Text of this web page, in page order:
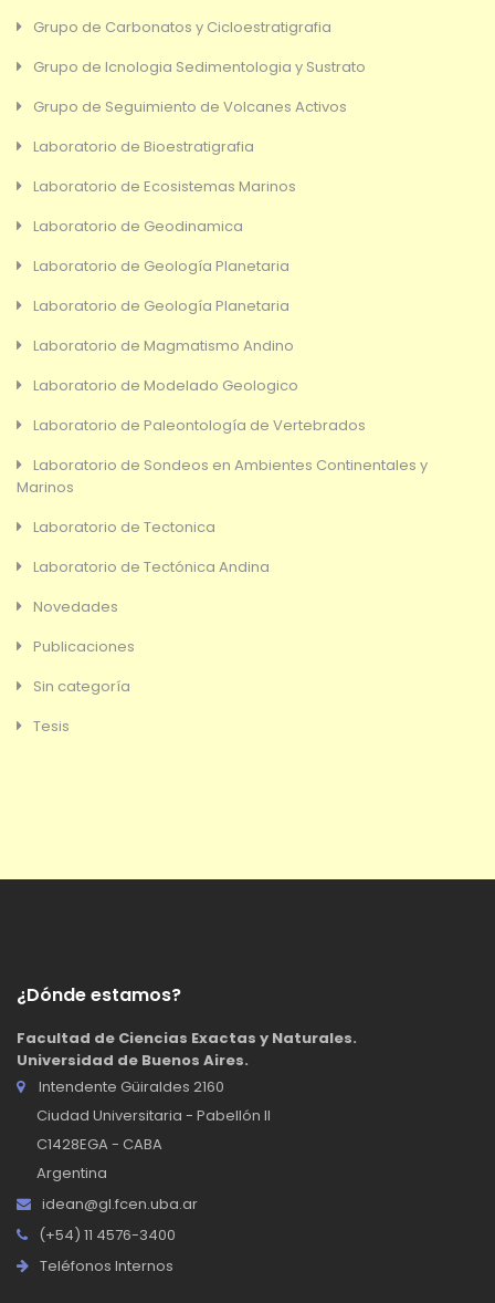
Grupo de Carbonatos y Cicloestratigrafia
Grupo de Icnologia Sedimentologia y Sustrato
Grupo de Seguimiento de Volcanes Activos
Laboratorio de Bioestratigrafia
Laboratorio de Ecosistemas Marinos
Laboratorio de Geodinamica
Laboratorio de Geología Planetaria
Laboratorio de Geología Planetaria
Laboratorio de Magmatismo Andino
Laboratorio de Modelado Geologico
Laboratorio de Paleontología de Vertebrados
Laboratorio de Sondeos en Ambientes Continentales y
Marinos
Laboratorio de Tectonica
Laboratorio de Tectónica Andina
Novedades
Publicaciones
Sin categoría
Tesis
¿Dónde estamos?
Facultad de Ciencias Exactas y Naturales.
Universidad de Buenos Aires.
Intendente Güiraldes 2160
Ciudad Universitaria - Pabellón II
C1428EGA - CABA
Argentina
idean@gl.fcen.uba.ar
(+54) 11 4576-3400
Teléfonos Internos